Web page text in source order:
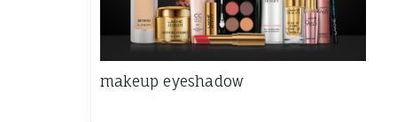
makeup eyeshadow